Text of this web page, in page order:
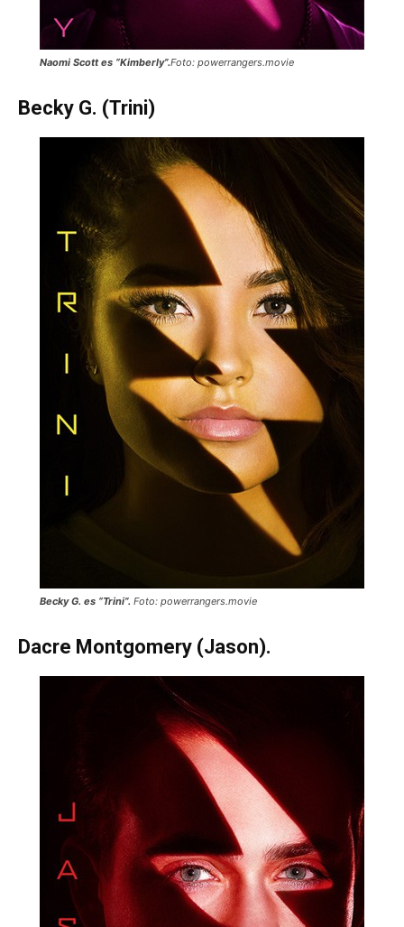
Naomi Scott es “Kimberly”.Foto: powerrangers.movie
Becky G. (Trini)
Becky G. es “Trini”. Foto: powerrangers.movie
Dacre Montgomery (Jason).